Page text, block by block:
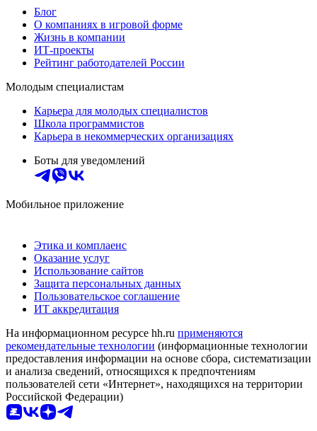
Блог
О компаниях в игровой форме
Жизнь в компании
ИТ-проекты
Рейтинг работодателей России
Молодым специалистам
Карьера для молодых специалистов
Школа программистов
Карьера в некоммерческих организациях
Боты для уведомлений
Мобильное приложение
Этика и комплаенс
Оказание услуг
Использование сайтов
Защита персональных данных
Пользовательское соглашение
ИТ аккредитация
На информационном ресурсе hh.ru применяются
рекомендательные технологии (информационные технологии
предоставления информации на основе сбора, систематизации
и анализа сведений, относящихся к предпочтениям
пользователей сети «Интернет», находящихся на территории
Российской Федерации)